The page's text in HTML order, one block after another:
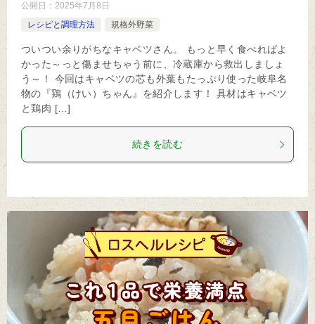
公開日： 2025年7月8日
レシピと調理方法
規格外野菜
ついつい余りがちなキャベツさん。 もっと早く食べればよ
かった～っと傷ませちゃう前に、冷蔵庫から救出しましょ
う～！ 今回はキャベツの芯も外葉もたっぷり使った岐阜名
物の『鶏（けい）ちゃん』を紹介します！ 具材はキャベツ
と鶏肉 […]
続きを読む